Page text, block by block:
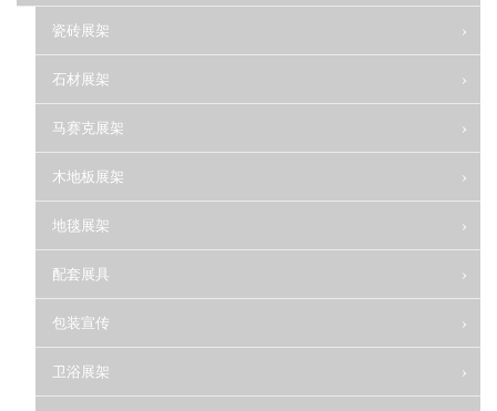
瓷砖展架
石材展架
马赛克展架
木地板展架
地毯展架
配套展具
包装宣传
卫浴展架